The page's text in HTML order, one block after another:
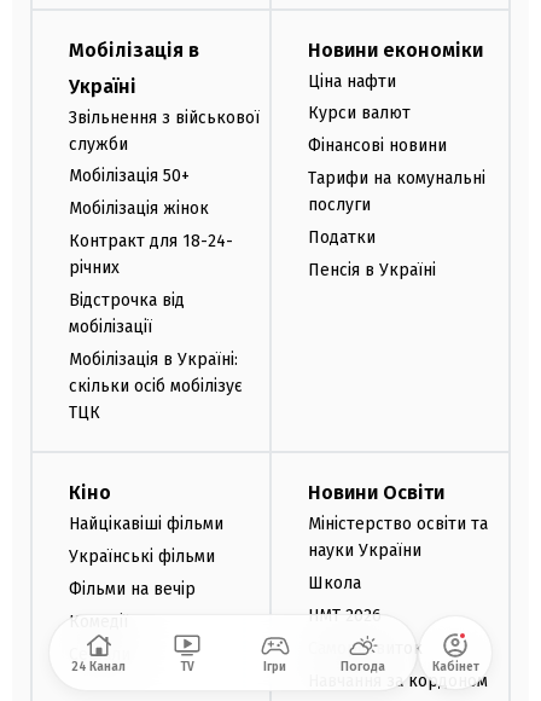
Мобілізація в
Україні
Звільнення з військової
служби
Мобілізація 50+
Мобілізація жінок
Контракт для 18-24-
річних
Відстрочка від
мобілізації
Мобілізація в Україні:
скільки осіб мобілізує
ТЦК
Новини економіки
Ціна нафти
Курси валют
Фінансові новини
Тарифи на комунальні
послуги
Податки
Пенсія в Україні
Кіно
Найцікавіші фільми
Українські фільми
Фільми на вечір
Комедії
Серіали
Новини Освіти
Міністерство освіти та
науки України
Школа
НМТ 2026
Саморозвиток
Навчання за кордоном
24 Канал TV Ігри Погода Кабінет